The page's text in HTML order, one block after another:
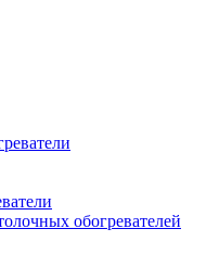
обогревателей